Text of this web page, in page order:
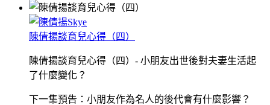
陳倩揚談育兒心得（四）
陳倩揚談育兒心得（四）- 小朋友出世後對夫妻生活起
了什麼變化？
下一集預告：小朋友作為名人的後代會有什麼影響？